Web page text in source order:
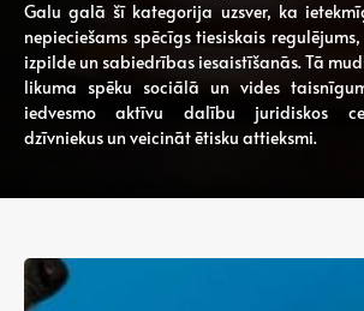
Galu galā šī kategorija uzsver, ka
nepieciešams spēcīgs tiesiskais
izpilde un sabiedrības iesaistīšanās. Tā
likuma spēku sociālā un vides
iedvesmo aktīvu dalību juridiskos
dzīvniekus un veicināt ētisku attieksmi.